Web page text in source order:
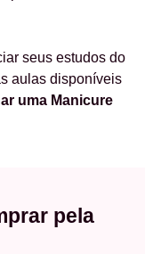
seus estudos do
aulas disponíveis
uma Manicure
pela